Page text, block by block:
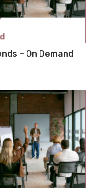
– On Demand